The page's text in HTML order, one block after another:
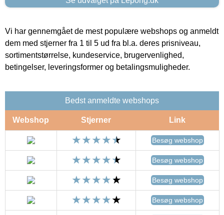
Vi har gennemgået de mest populære webshops og anmeldt
dem med stjerner fra 1 til 5 ud fra bl.a. deres prisniveau,
sortimentstørrelse, kundeservice, brugervenlighed,
betingelser, leveringsformer og betalingsmuligheder.
Bedst anmeldte webshops
Webshop Stjerner Link
Besøg webshop
Besøg webshop
Besøg webshop
Besøg webshop